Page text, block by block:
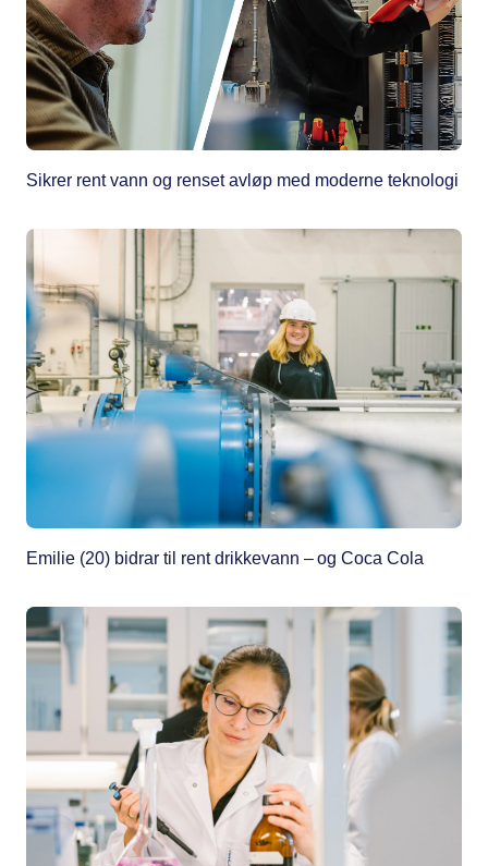
Sikrer rent vann og renset avløp med moderne teknologi
Emilie (20) bidrar til rent drikkevann – og Coca Cola